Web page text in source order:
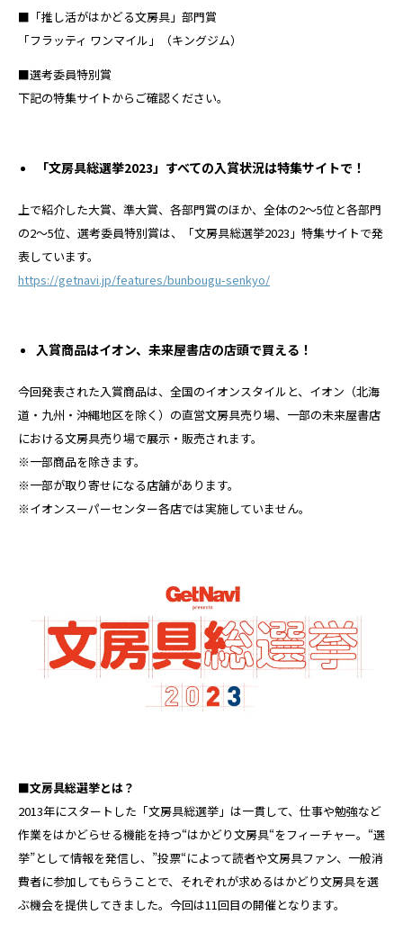
■「推し活がはかどる文房具」部門賞
「フラッティ ワンマイル」（キングジム）
■選考委員特別賞
下記の特集サイトからご確認ください。
「文房具総選挙2023」すべての入賞状況は特集サイトで！
上で紹介した大賞、準大賞、各部門賞のほか、全体の2～5位と各部門
の2～5位、選考委員特別賞は、「文房具総選挙2023」特集サイトで発
表しています。
https://getnavi.jp/features/bunbougu-senkyo/
入賞商品はイオン、未来屋書店の店頭で買える！
今回発表された入賞商品は、全国のイオンスタイルと、イオン（北海
道・九州・沖縄地区を除く）の直営文房具売り場、一部の未来屋書店
における文房具売り場で展示・販売されます。
※一部商品を除きます。
※一部が取り寄せになる店舗があります。
※イオンスーパーセンター各店では実施していません。
■文房具総選挙とは？
2013年にスタートした「文房具総選挙」は一貫して、仕事や勉強など
作業をはかどらせる機能を持つ“はかどり文房具“をフィーチャー。“選
挙”として情報を発信し、”投票“によって読者や文房具ファン、一般消
費者に参加してもらうことで、それぞれが求めるはかどり文房具を選
ぶ機会を提供してきました。今回は11回目の開催となります。